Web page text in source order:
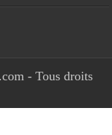
- Tous droits